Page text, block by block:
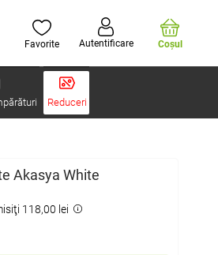
Favorite Autentificare Coşul
Reduceri
Akasya White
118,00 lei